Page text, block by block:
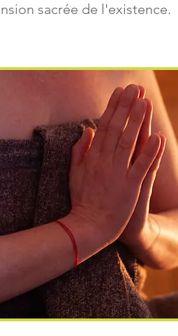
sacrée de l'existence.